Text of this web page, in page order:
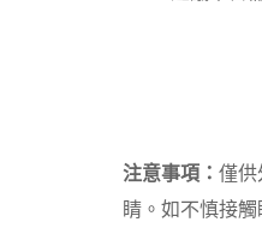
注意事項： 僅
睛。如不慎接